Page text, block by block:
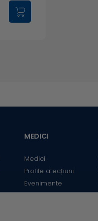
MEDICI
Medici
Profile afecțiuni
Evenimente
Informații medicale